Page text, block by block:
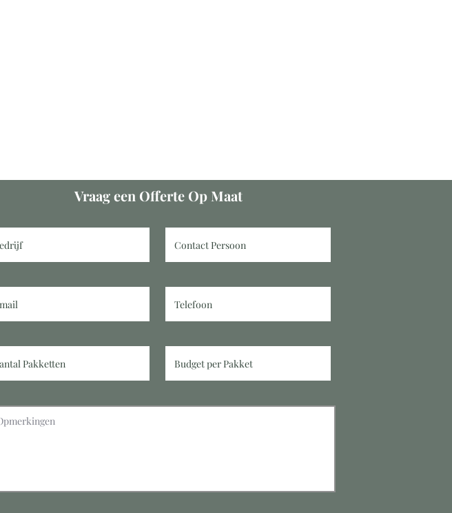
Vraag een Offerte Op Maat